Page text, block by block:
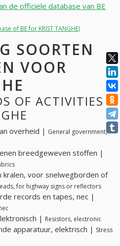
de officiële database van BE
of BE for KRIST TANGHE)
SOORTEN
VOOR
OF ACTIVITIES
overheid | General government,
breedgeweven stoffen |
voor snelwegborden of
for highway signs or reflectors
records en tapes, nec |
| Resistors, electronic
apparatuur, elektrisch | Stress